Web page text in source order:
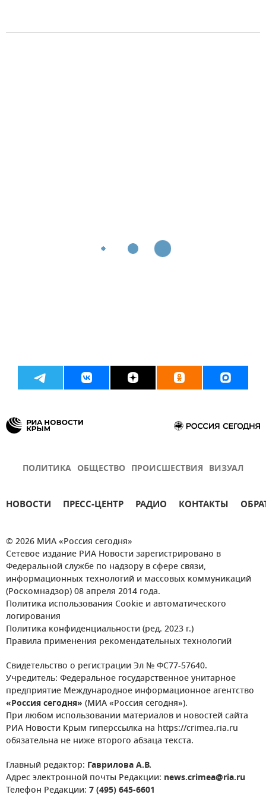
ПОЛИТИКА ОБЩЕСТВО ПРОИСШЕСТВИЯ ВИЗУАЛ
НОВОСТИ ПРЕСС-ЦЕНТР РАДИО КОНТАКТЫ
© 2026 МИА «Россия сегодня»
Сетевое издание РИА Новости зарегистрировано в
Федеральной службе по надзору в сфере связи,
информационных технологий и массовых коммуникаций
(Роскомнадзор) 08 апреля 2014 года.
Политика использования Cookie и автоматического
логирования
Политика конфиденциальности (ред. 2023 г.)
Правила применения рекомендательных технологий
Свидетельство о регистрации Эл № ФС77-57640.
Учредитель: Федеральное государственное унитарное
предприятие Международное информационное агентство
«Россия сегодня» (МИА «Россия сегодня»).
При любом использовании материалов и новостей сайта
РИА Новости Крым гиперссылка на https://crimea.ria.ru
обязательна не ниже второго абзаца текста.
Главный редактор: Гаврилова А.В.
Адрес электронной почты Редакции: news.crimea@ria.ru
Телефон Редакции: 7 (495) 645-6601